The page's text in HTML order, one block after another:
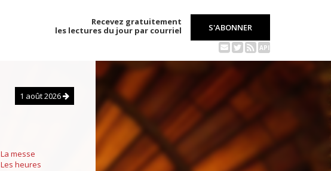
Recevez gratuitement
les lectures du jour par courriel
S'ABONNER
API
1 août 2026
La messe
Les heures